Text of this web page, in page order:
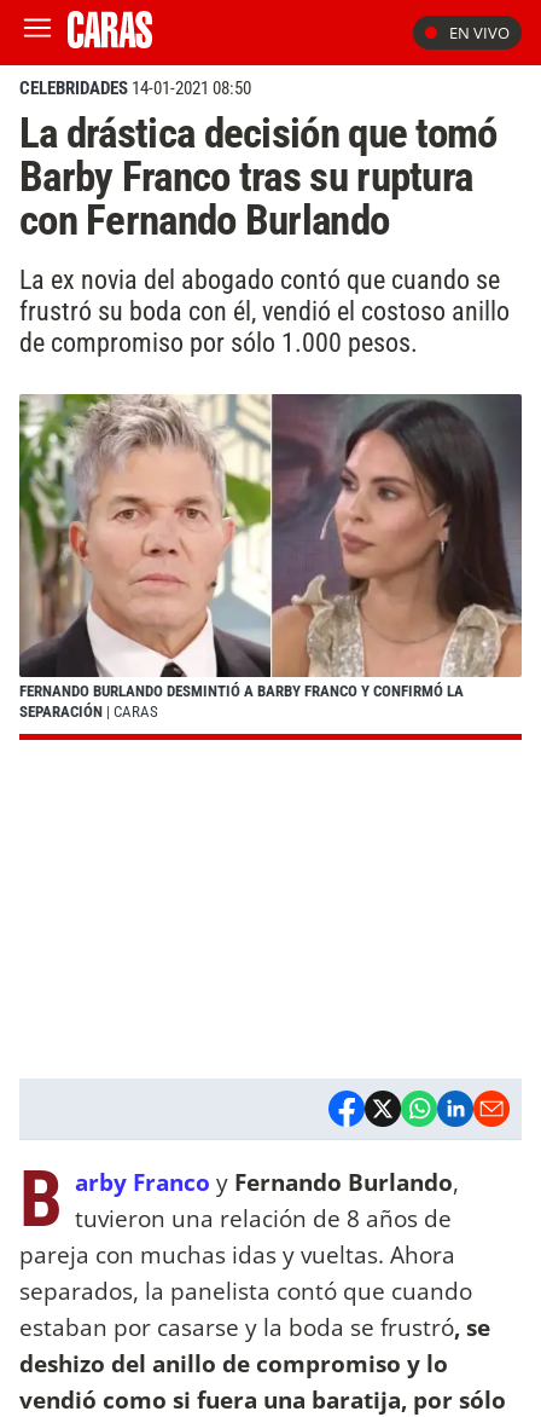
EN VIVO
CELEBRIDADES 14-01-2021 08:50
La drástica decisión que tomó
Barby Franco tras su ruptura
con Fernando Burlando
La ex novia del abogado contó que cuando se
frustró su boda con él, vendió el costoso anillo
de compromiso por sólo 1.000 pesos.
FERNANDO BURLANDO DESMINTIÓ A BARBY FRANCO Y CONFIRMÓ LA
SEPARACIÓN | CARAS
B arby Franco y Fernando Burlando,
tuvieron una relación de 8 años de
pareja con muchas idas y vueltas. Ahora
separados, la panelista contó que cuando
estaban por casarse y la boda se frustró, se
deshizo del anillo de compromiso y lo
vendió como si fuera una baratija, por sólo